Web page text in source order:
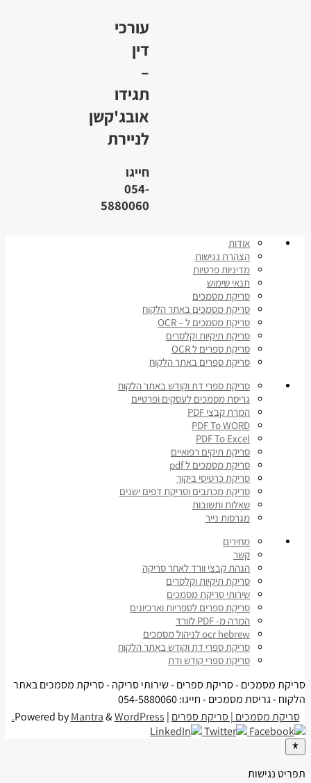
עורכי
דין
–
תגידו
אובג'קשן
לניירת
חייגו
054-
5880060
אודות
הצהרת נגישות
מדיניות פרטיות
תנאי שימוש
סריקת מסמכים
סריקת מסמכים באתר הלקוח
סריקת מסמכים ל – OCR
סריקת תיקיות וקלסרים
סריקת ספרים ל OCR
סריקת ספרים באתר הלקוח
סריקת ספרי דת וקודש באתר הלקוח
גריסת מסמכים לעסקים ופרטיים
המרת קבצי PDF
PDF To WORD
PDF To Excel
סריקת תיקים רפואיים
סריקת מסמכים ל pdf
סריקת כרטיסי ביקור
סריקת מכתבים וסריקת דפים ישנים
שאלות ותשובות
מגרסות נייר
מחירים
קשר
הגהת קבצי וורד לאחר סריקה
סריקת תיקיות וקלסרים
שירותי סריקת מסמכים
סריקת ספרים לספריות וארכיונים
המרה מ- PDF לוורד
ocr hebrew לניהול מסמכים
סריקת ספרי דת וקודש באתר הלקוח
סריקת ספרי קודש ודת
סריקת מסמכים - סריקת ספרים - שירותי סריקה - סריקת מסמכים באתר
הלקוח - גריסת מסמכים - חייגו: 054-5880060
סריקת מסמכים | סריקת ספרים | Powered by
Mantra&WordPress.
תפריט נגישות